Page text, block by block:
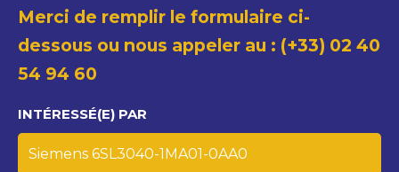
Merci de remplir le formulaire ci-
dessous ou nous appeler au : (+33) 02 40
54 94 60
INTÉRESSÉ(E) PAR